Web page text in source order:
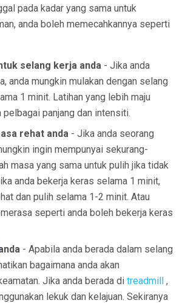
pada kadar yang sama untuk
anda boleh memecahkannya seperti
selang kerja anda - Jika anda
anda mungkin mulakan dengan selang
1 minit. Latihan yang lebih maju
pelbagai panjang dan intensiti.
rehat anda - Jika anda seorang
ingin mempunyai sekurang-
masa yang sama untuk pulih jika tidak
anda bekerja keras selama 1 minit,
dan pulih selama 1-2 minit. Atau
seperti anda boleh bekerja keras
- Apabila anda berada dalam selang
bagaimana anda akan
Jika anda berada di treadmill ,
lekuk dan kelajuan. Sekiranya